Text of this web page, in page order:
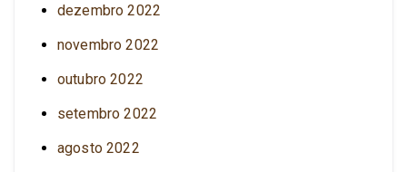
dezembro 2022
novembro 2022
outubro 2022
setembro 2022
agosto 2022